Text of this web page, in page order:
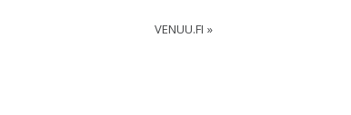
VENUU.FI